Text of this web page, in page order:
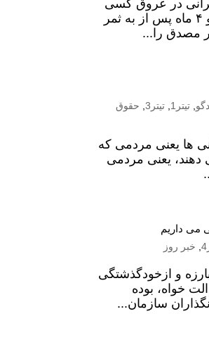
در عروق کسی
جاری باشد و مداخله اجنبی را در امور وطن تحمل کند” در روز ۳۰ تیر ۱۳۳۱ یک سال و ۴ ماه پس از به ثمر
مصدق را...
,تیتر1 ,تیتر3
حقوق
ها یعنی مردمی که
دهند، یعنی مردمی
می داریم
خبر روز
و ازخودگذشتگی
خواه، بوده